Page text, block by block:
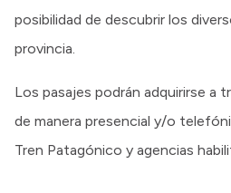
posibilidad de descubrir los
provincia.
Los pasajes podrán adquirirse a
de manera presencial y/o
Tren Patagónico y agencias